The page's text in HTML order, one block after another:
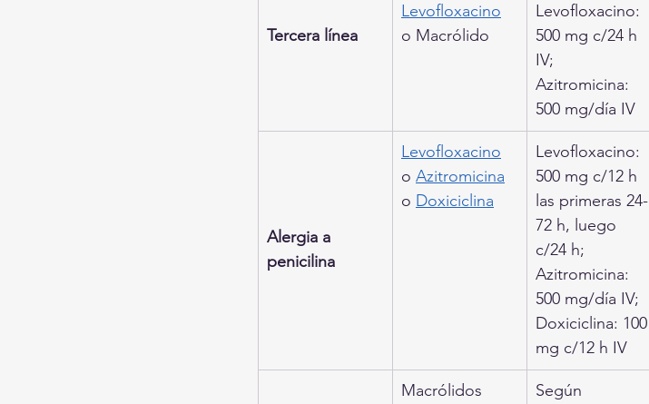
Tercera línea
Levofloxacino
o Macrólido
Levofloxacino:
500 mg c/24 h
IV;
Azitromicina:
500 mg/día IV
Alergia a
penicilina
Levofloxacino
o Azitromicina
o Doxiciclina
Levofloxacino:
500 mg c/12 h
las primeras 24-
72 h, luego
c/24 h;
Azitromicina:
500 mg/día IV;
Doxiciclina: 100
mg c/12 h IV
Macrólidos
Según